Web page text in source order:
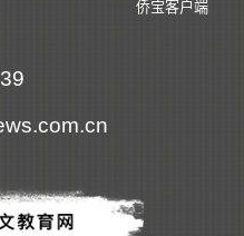
侨宝客户端